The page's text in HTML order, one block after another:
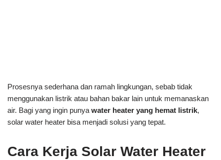
Prosesnya sederhana dan ramah lingkungan, sebab tidak
menggunakan listrik atau bahan bakar lain untuk memanaskan
air. Bagi yang ingin punyawater heater yang hemat listrik,
solar water heater bisa menjadi solusi yang tepat.
Cara Kerja Solar Water Heater